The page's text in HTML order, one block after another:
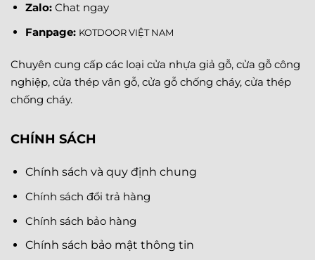
Zalo: Chat ngay
Fanpage: KOTDOOR VIỆT NAM
Chuyên cung cấp các loại cửa nhựa giả gỗ, cửa gỗ công
nghiệp, cửa thép vân gỗ, cửa gỗ chống cháy, cửa thép
chống cháy.
CHÍNH SÁCH
Chính sách và quy định chung
Chính sách đổi trả hàng
Chính sách bảo hàng
Chính sách bảo mật thông tin